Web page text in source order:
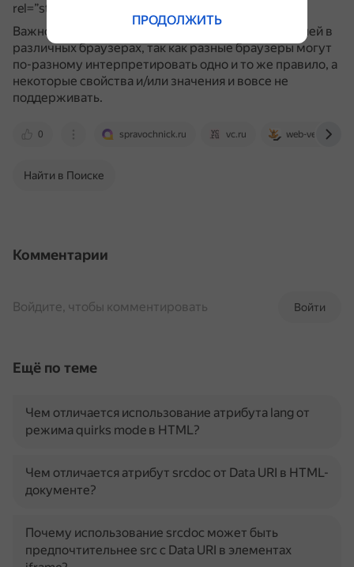
rel=”stylesheet” href=”style.css” type=”text/css” />.
Важно просматривать страницы с таблицами стилей в
различных браузерах, так как разные браузеры могут
по-разному интерпретировать одно и то же правило, а
некоторые свойства и/или значения и вовсе не
поддерживать.
0 spravochnick.ru vc.ru web-verstka.ru
Найти в Поиске
Комментарии
Войти
Войдите, чтобы комментировать
Ещё по теме
Чем отличается использование атрибута lang от
режима quirks mode в HTML?
Чем отличается атрибут srcdoc от Data URI в HTML-
документе?
Почему использование srcdoc может быть
предпочтительнее src с Data URI в элементах
ПРОДОЛЖИТЬ